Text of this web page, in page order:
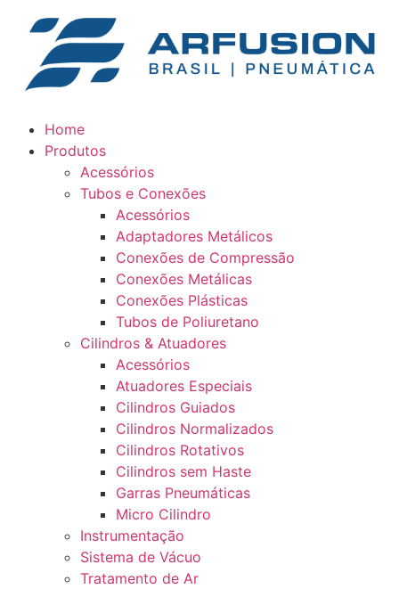
Home
Produtos
Acessórios
Tubos e Conexões
Acessórios
Adaptadores Metálicos
Conexões de Compressão
Conexões Metálicas
Conexões Plásticas
Tubos de Poliuretano
Cilindros & Atuadores
Acessórios
Atuadores Especiais
Cilindros Guiados
Cilindros Normalizados
Cilindros Rotativos
Cilindros sem Haste
Garras Pneumáticas
Micro Cilindro
Instrumentação
Sistema de Vácuo
Tratamento de Ar